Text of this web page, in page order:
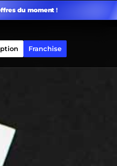
du moment !
Franchise